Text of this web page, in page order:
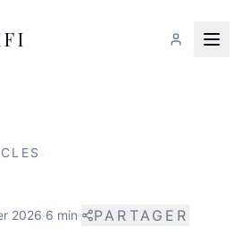
2026 6 min PARTAGER